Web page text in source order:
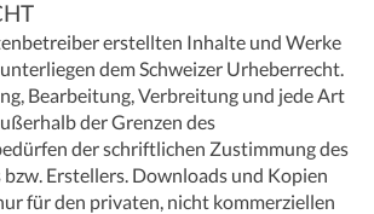
erstellten Inhalte und Werke
dem Schweizer Urheberrecht.
Bearbeitung, Verbreitung und jede Art
der Grenzen des
der schriftlichen Zustimmung des
Erstellers. Downloads und Kopien
für den privaten, nicht kommerziellen